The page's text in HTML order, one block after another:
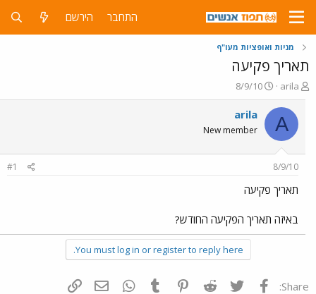
התחבר הירשם
מניות ואופציות מעו"ף
תאריך פקיעה
פ
ו
ת
ח
ה
ו
ש
א
arila
פ
ו
ר
8/9/10
A
arila
New member
8/9/10
#1
תאריך פקיעה
באיזה תאריך הפקיעה החודש?
You must log in or register to reply here.
Share: פייסבוק Twitter
Reddit
Pinterest
Tumblr
WhatsAppדואר אלקטרוני